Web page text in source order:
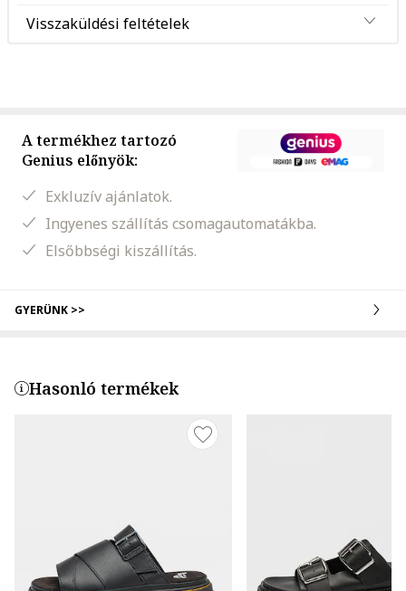
Visszaküldési feltételek
A termékhez tartozó
Genius előnyök:
Exkluzív ajánlatok.
Ingyenes szállítás csomagautomatákba.
Elsőbbségi kiszállítás.
GYERÜNK >>
Hasonló termékek